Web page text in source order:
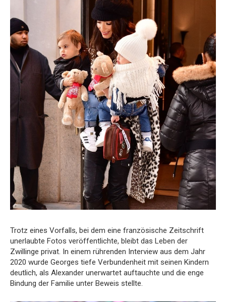
Trotz eines Vorfalls, bei dem eine französische Zeitschrift
unerlaubte Fotos veröffentlichte, bleibt das Leben der
Zwillinge privat. In einem rührenden Interview aus dem Jahr
2020 wurde Georges tiefe Verbundenheit mit seinen Kindern
deutlich, als Alexander unerwartet auftauchte und die enge
Bindung der Familie unter Beweis stellte.